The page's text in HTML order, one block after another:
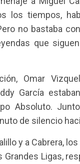
los tiempos,
no bastaba
que
Omar
García
Absoluto.
de silencio
y a Cabrera,
Grandes Ligas,